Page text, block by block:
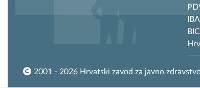
2001 - 2026 Hrvatski zavod za javno